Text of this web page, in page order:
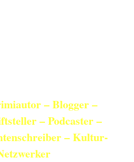
– Blogger –
– Podcaster –
– Kultur-